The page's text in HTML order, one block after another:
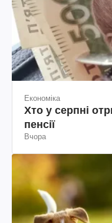
Економіка
Хто у серпні
пенсії
Вчора